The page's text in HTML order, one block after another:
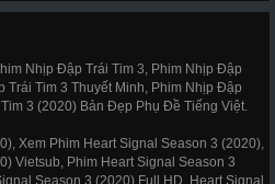
Nhịp Đập Trái Tim 3, Phim Nhịp Đập
Trái Tim 3 Thuyết Minh, Phim Nhịp Đập
3 (2020) Bản Đẹp Phụ Đề Tiếng Việt.
Xem Phim Heart Signal Season 3 (2020),
Vietsub, Phim Heart Signal Season 3